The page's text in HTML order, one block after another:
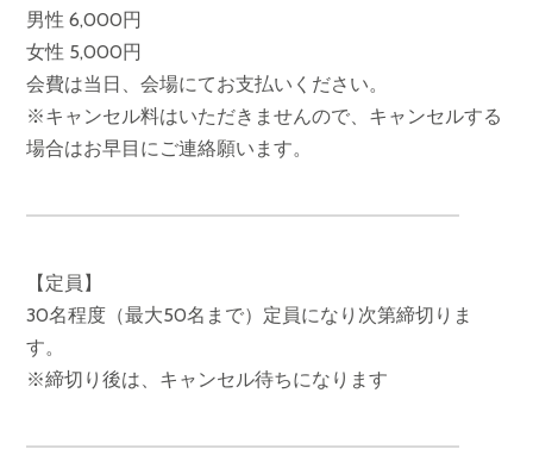
男性 6,000円
女性 5,000円
会費は当日、会場にてお支払いください。
※キャンセル料はいただきませんので、キャンセルする
場合はお早目にご連絡願います。
【定員】
30名程度（最大50名まで）定員になり次第締切りま
す。
※締切り後は、キャンセル待ちになります